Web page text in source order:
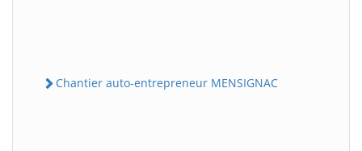
Chantier auto-entrepreneur MENSIGNAC